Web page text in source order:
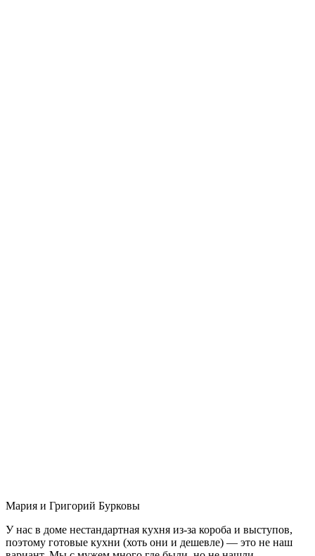
Мария и Григорий Бурковы
У нас в доме нестандартная кухня из-за короба и выступов,
поэтому готовые кухни (хоть они и дешевле) — это не наш